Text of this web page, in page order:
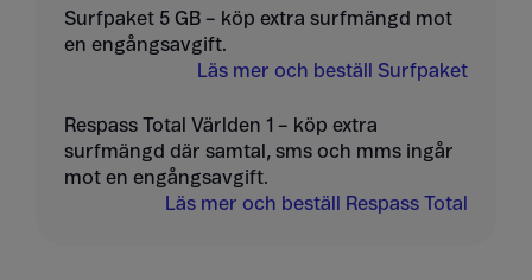
Surfpaket 5 GB – köp extra surfmängd mot
en engångsavgift.
Läs mer och beställ Surfpaket
Respass Total Världen 1 – köp extra
surfmängd där samtal, sms och mms ingår
mot en engångsavgift.
Läs mer och beställ Respass Total